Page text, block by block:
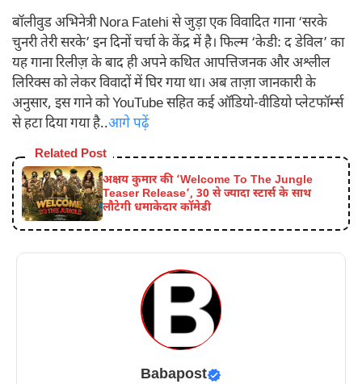
बॉलीवुड अभिनेत्री Nora Fatehi से जुड़ा एक विवादित गाना ‘सरके
चुनरी तेरी सरके’ इन दिनों चर्चा के केंद्र में है। फिल्म ‘केडी: द डेविल’ का
यह गाना रिलीज़ के बाद ही अपने कथित आपत्तिजनक और अश्लील
लिरिक्स को लेकर विवादों में घिर गया था। अब ताज़ा जानकारी के
अनुसार, इस गाने को YouTube सहित कई ऑडियो-वीडियो प्लेटफॉर्म्स
से हटा दिया गया है..आगे पढ़ें
Related Post
अक्षय कुमार की ‘Welcome To The Jungle
Teaser Release’, 30 से ज्यादा स्टार्स के साथ
लौटेगी धमाकेदार कॉमेडी
Babapost